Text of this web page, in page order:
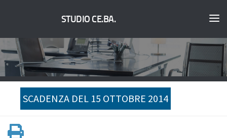
STUDIO CE.BA.
SCADENZA DEL 15 OTTOBRE 2014